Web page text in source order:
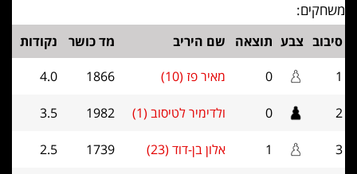
משחקים:
סיבוב צבע תוצאה שם היריב מד כושר
נקודות
1
0 מאיר פז (10) 1866
4.0
2
0 ולדימיר לטיסוב (1) 1982
3.5
3
1 אלון בן-דוד (23) 1739
2.5